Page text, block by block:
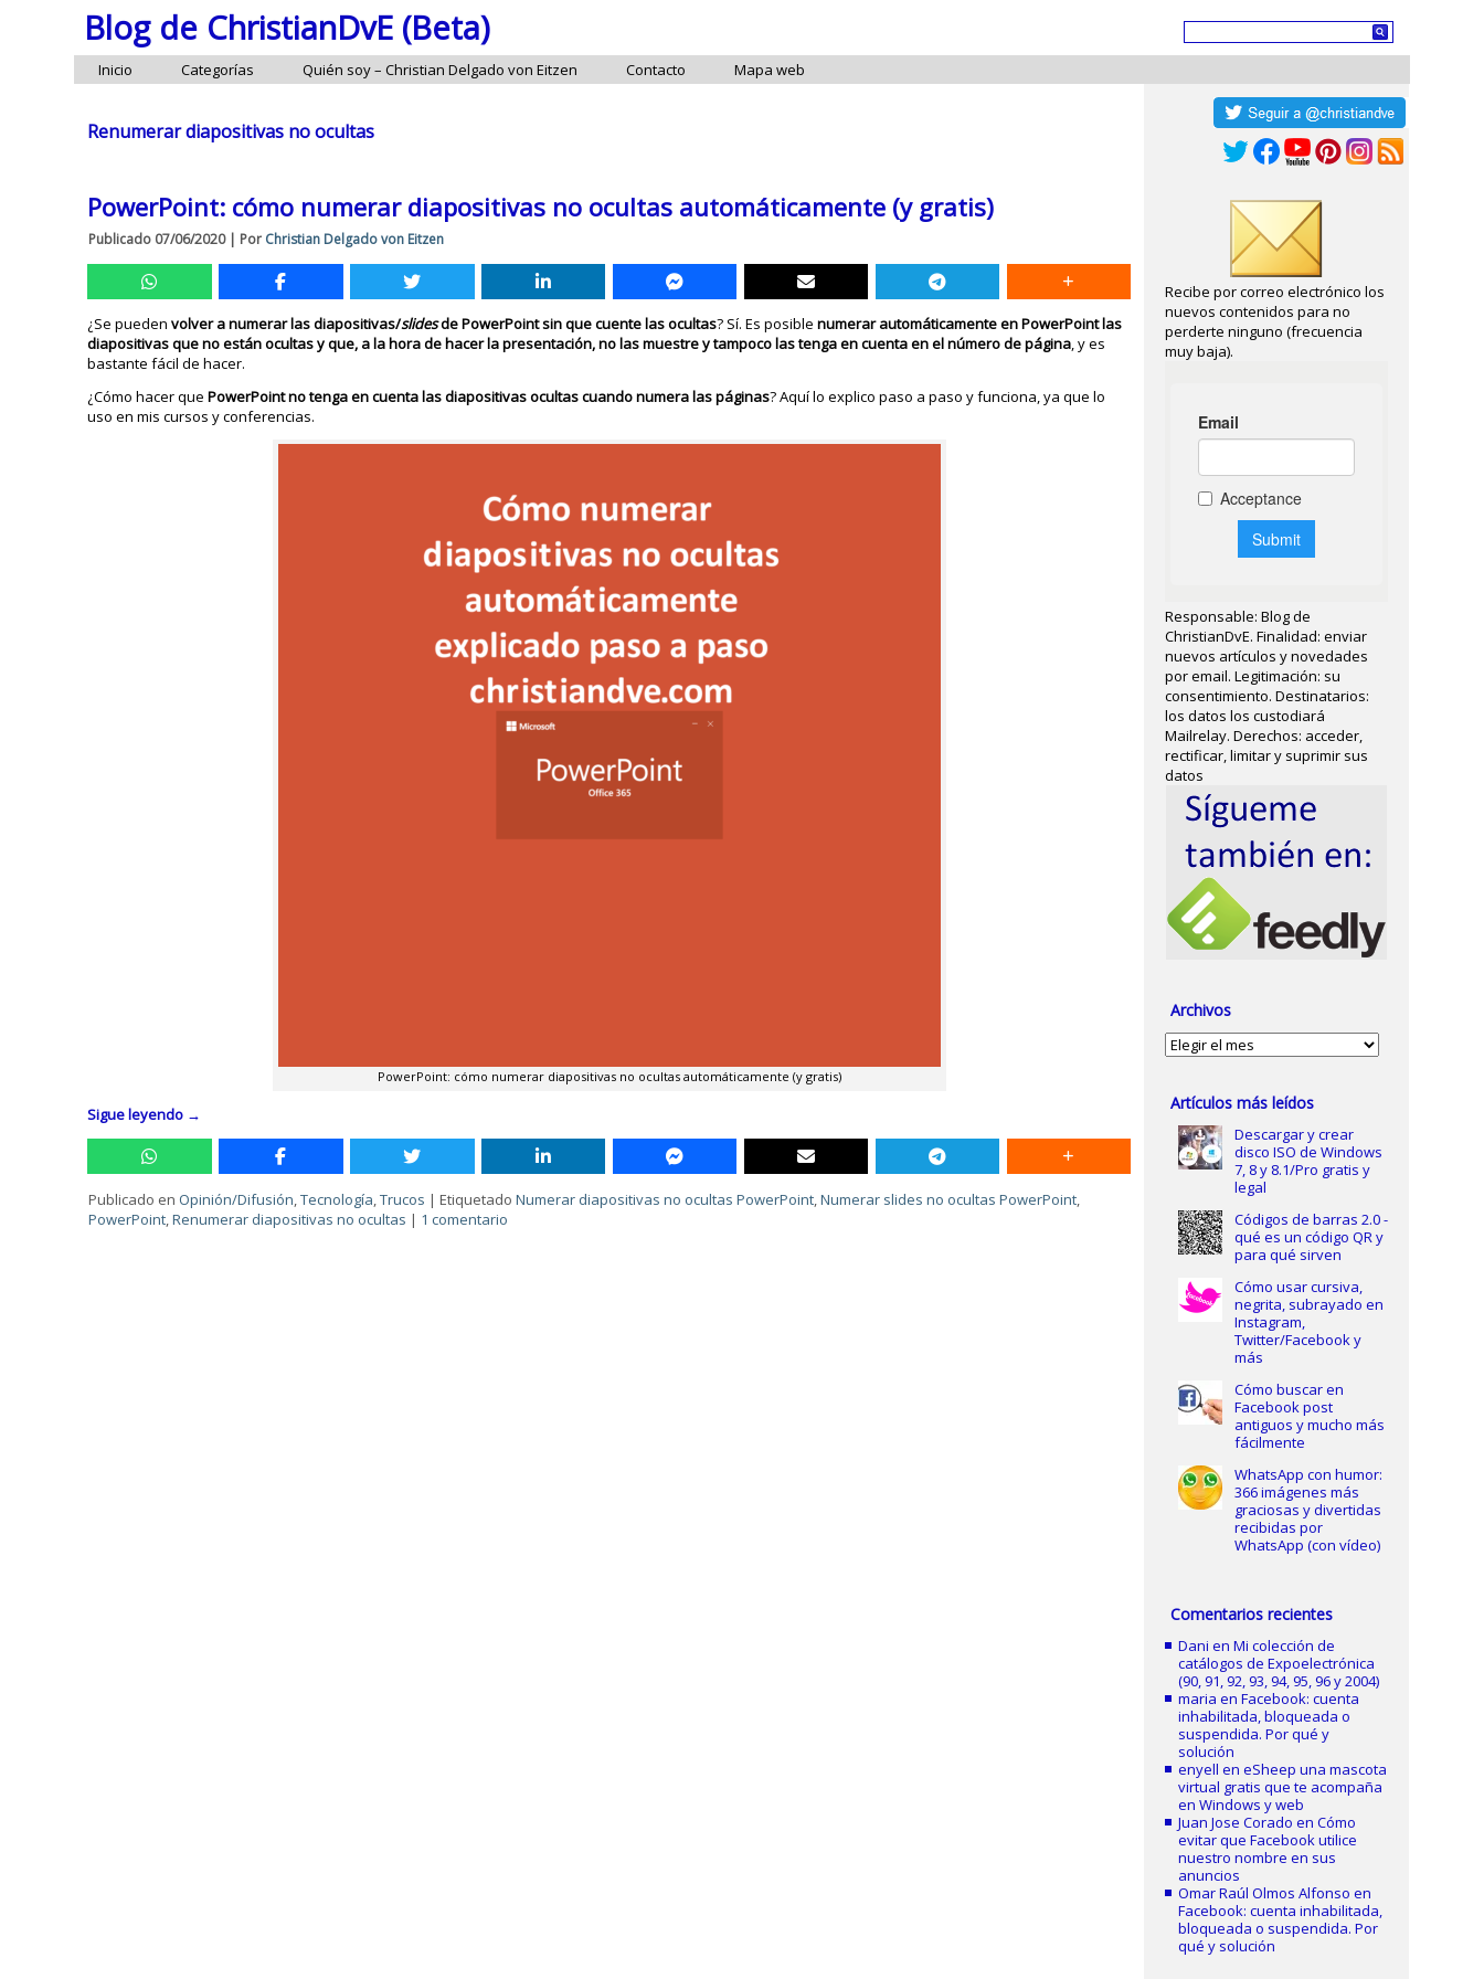
Blog de ChristianDvE (Beta)
Inicio Categorías Quién soy – Christian Delgado von Eitzen Contacto Mapa web
Renumerar diapositivas no ocultas
PowerPoint: cómo numerar diapositivas no ocultas automáticamente (y gratis)
Publicado 07/06/2020| Por Christian Delgado von Eitzen
¿Se puedenvolver a numerar las diapositivas/slidesde PowerPoint sin que cuente las ocultas? Sí. Es posiblenumerar automáticamente en PowerPoint las
diapositivas que no están ocultas y que, a la hora de hacer la presentación, no las muestre y tampoco las tenga en cuenta en el número de página, y es
bastante fácil de hacer.
¿Cómo hacer quePowerPoint no tenga en cuenta las diapositivas ocultas cuando numera las páginas? Aquí lo explico paso a paso y funciona, ya que lo
uso en mis cursos y conferencias.
PowerPoint: cómo numerar diapositivas no ocultas automáticamente (y gratis)
Sigue leyendo →
Publicado en Opinión/Difusión,Tecnología,Trucos |Etiquetado Numerar diapositivas no ocultas PowerPoint,Numerar slides no ocultas PowerPoint,
PowerPoint,Renumerar diapositivas no ocultas | 1 comentario
Recibe por correo electrónico los
nuevos contenidos para no
perderte ninguno (frecuencia
muy baja).
Responsable: Blog de
ChristianDvE. Finalidad: enviar
nuevos artículos y novedades
por email. Legitimación: su
consentimiento. Destinatarios:
los datos los custodiará
Mailrelay. Derechos: acceder,
rectificar, limitar y suprimir sus
datos
Archivos
Archivos
Artículos más leídos
Descargar y crear
disco ISO de Windows
7, 8 y 8.1/Pro gratis y
legal
Códigos de barras 2.0 -
qué es un código QR y
para qué sirven
Cómo usar cursiva,
negrita, subrayado en
Instagram,
Twitter/Facebook y
más
Cómo buscar en
Facebook post
antiguos y mucho más
fácilmente
WhatsApp con humor:
366 imágenes más
graciosas y divertidas
recibidas por
WhatsApp (con vídeo)
Comentarios recientes
Dani enMi colección de
catálogos de Expoelectrónica
(90, 91, 92, 93, 94, 95, 96 y 2004)
maria enFacebook: cuenta
inhabilitada, bloqueada o
suspendida. Por qué y
solución
enyell eneSheep una mascota
virtual gratis que te acompaña
en Windows y web
Juan Jose Corado enCómo
evitar que Facebook utilice
nuestro nombre en sus
anuncios
Omar Raúl Olmos Alfonso en
Facebook: cuenta inhabilitada,
bloqueada o suspendida. Por
qué y solución